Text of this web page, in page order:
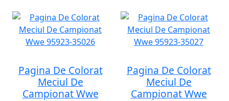
Pagina De Colorat
Meciul De
Campionat Wwe
Pagina De Colorat
Meciul De
Campionat Wwe